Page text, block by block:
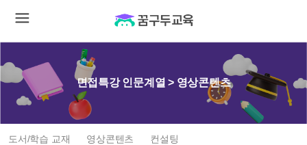
면접특강 인문계열 > 영상콘텐츠
도서/학습 교재 영상콘텐츠 컨설팅